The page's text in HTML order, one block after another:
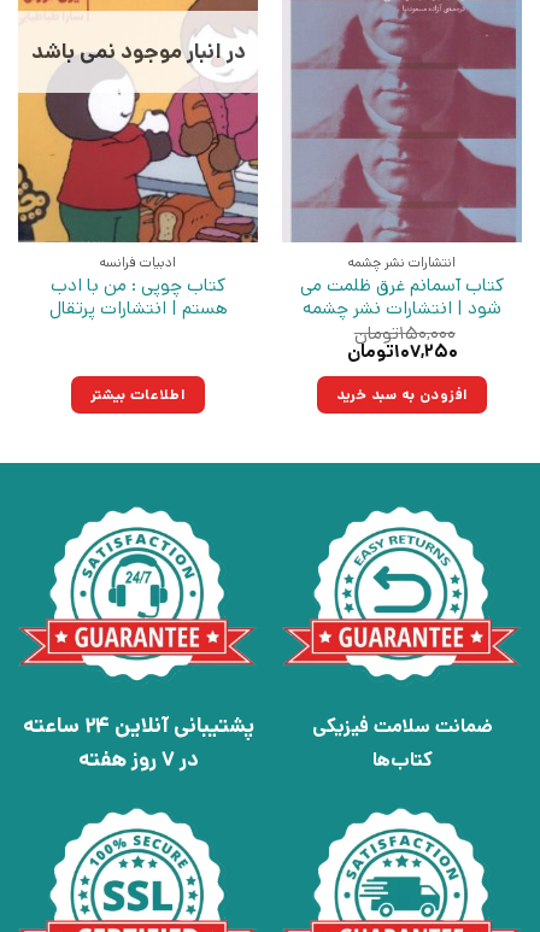
انتشارات نشر چشمه
کتاب آسمانم غرق ظلمت می
شود | انتشارات نشر چشمه
۱۵۰,۰۰۰تومان
قیمت
۱۵۰,۰۰۰تومان
بود.
۱۰۷,۲۵۰تومان
۱۰۷,۲۵۰تومان.افزودن به سبد خرید
در انبار موجود نمی باشد
ادبیات فرانسه
کتاب چوپی : من با ادب
هستم | انتشارات پرتقال
اطلاعات بیشتر
ضمانت سلامت فیزیکی
کتاب‌ها
پشتیبانی آنلاین 24 ساعته
در 7 روز هفته